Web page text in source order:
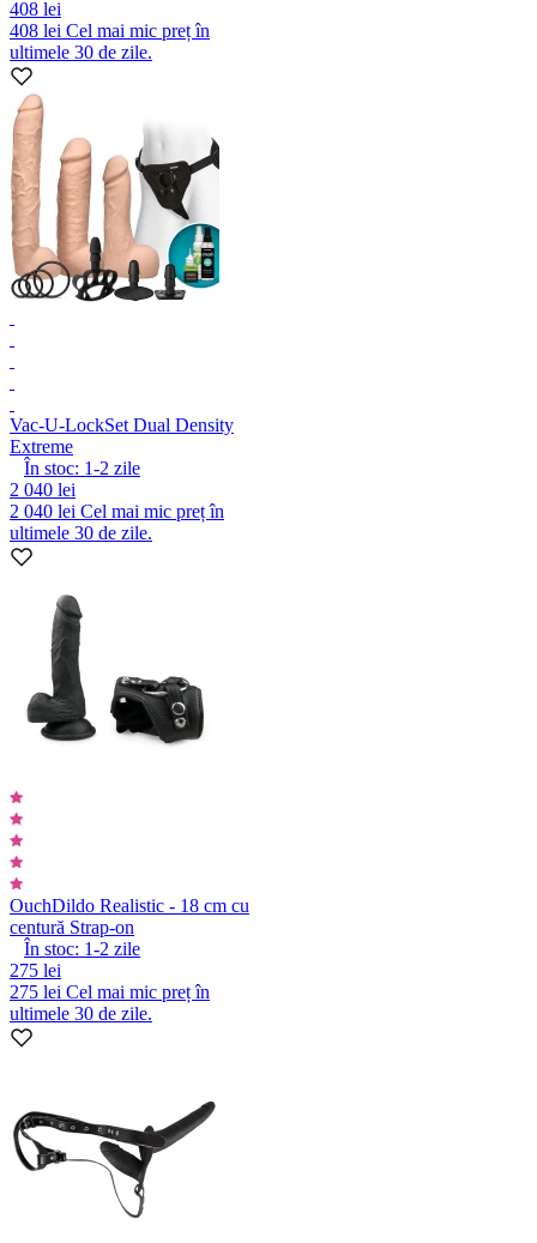
408 lei
408 lei Cel mai mic preț în
ultimele 30 de zile.
Vac-U-LockSet Dual Density
Extreme
În stoc: 1-2 zile
2 040 lei
2 040 lei Cel mai mic preț în
ultimele 30 de zile.
OuchDildo Realistic - 18 cm cu
centură Strap-on
În stoc: 1-2 zile
275 lei
275 lei Cel mai mic preț în
ultimele 30 de zile.